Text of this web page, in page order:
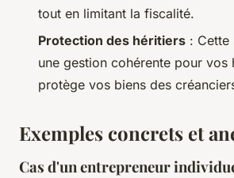
tout en limitant la fiscalité.
Protection des héritiers : Cette
une gestion cohérente pour vos
protège vos biens des
Exemples concrets et
Cas d'un entrepreneur